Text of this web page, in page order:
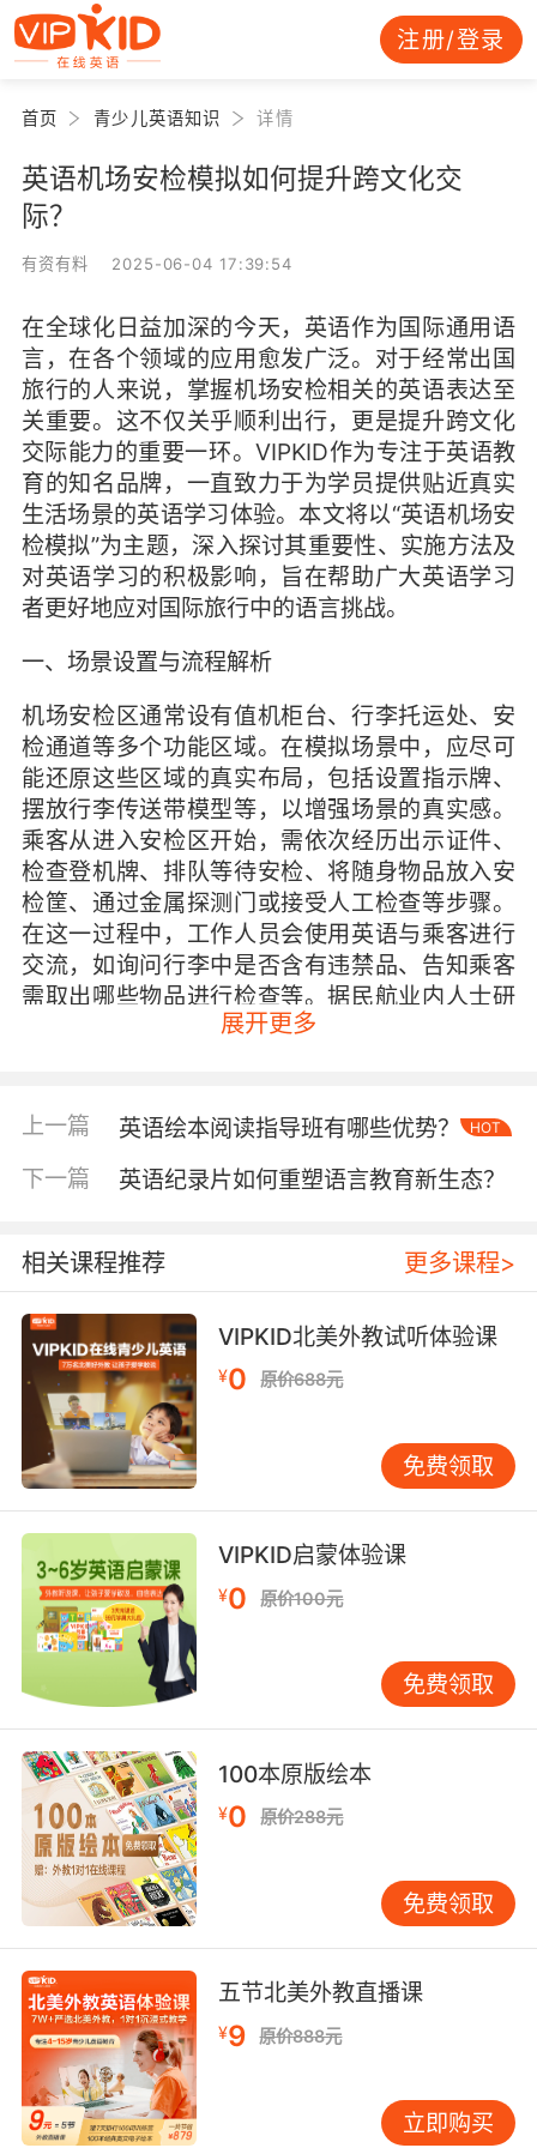
注册/登录
首页 青少儿英语知识 详情
英语机场安检模拟如何提升跨文化交
际？
有资有料 2025-06-04 17:39:54
在全球化日益加深的今天，英语作为国际通用语
言，在各个领域的应用愈发广泛。对于经常出国
旅行的人来说，掌握机场安检相关的英语表达至
关重要。这不仅关乎顺利出行，更是提升跨文化
交际能力的重要一环。VIPKID作为专注于英语教
育的知名品牌，一直致力于为学员提供贴近真实
生活场景的英语学习体验。本文将以“英语机场安
检模拟”为主题，深入探讨其重要性、实施方法及
对英语学习的积极影响，旨在帮助广大英语学习
者更好地应对国际旅行中的语言挑战。
一、场景设置与流程解析
机场安检区通常设有值机柜台、行李托运处、安
检通道等多个功能区域。在模拟场景中，应尽可
能还原这些区域的真实布局，包括设置指示牌、
摆放行李传送带模型等，以增强场景的真实感。
乘客从进入安检区开始，需依次经历出示证件、
检查登机牌、排队等待安检、将随身物品放入安
检筐、通过金属探测门或接受人工检查等步骤。
在这一过程中，工作人员会使用英语与乘客进行
交流，如询问行李中是否含有违禁品、告知乘客
需取出哪些物品进行检查等。据民航业内人士研
究，约70%的机场安检沟通障碍源于乘客对特定
二、语言应用与技能培养
在安检过程中，乘客需要听懂并回应工作人员的
your bag.”（请将笔记本电脑从包中取出）“Do
you have any liquids in your hand luggage?”
（您的手提行李中有液体吗？）等。通过模拟训
练，学习者可以熟悉这些常用表达，提高听力理
解能力。同时，他们还需要用英语回答工作人员
的问题，如“Yes, I have a bottle of water.”（是
的，我带了一瓶水）“Here are my keys and
phone.”（这是我的钥匙和手机）等，这有助于提
升口语表达的准确性和流利度。VIPKID的教学实
践中发现，经过10次左右的模拟安检对话练习，
学员在类似场景下的应急反应速度可提升约
40%，有效降低了因语言不通造成的焦虑情绪。
三、文化意识与跨文化交际
不同国家的机场安检流程虽大体相似，但在某些
带液体的规定更为严格，而另一些国家则可能对
电子设备的检查更为细致。在模拟训练中，可以
引入这些差异，让学习者了解并尊重不同国家的
安检规定。此外，安检过程中的肢体语言、表情
等非语言因素也蕴含着丰富的文化信息。比如，
在某些文化中，直接的眼神交流被视为尊重，而
练，学习者可以学会如何在不同文化背景下恰当
地运用语言和非语言手段进行沟通。研究表明，
结合文化背景知识的模拟训练能使学习者在跨文
化交际中的失误率降低约30%。
四、技术融合与创新实践
展开更多
上一篇 英语绘本阅读指导班有哪些优势？ HOT
下一篇 英语纪录片如何重塑语言教育新生态？
相关课程推荐 更多课程>
VIPKID北美外教试听体验课
¥0 原价688元
免费领取
VIPKID启蒙体验课
¥0 原价100元
免费领取
100本原版绘本
¥0 原价288元
免费领取
五节北美外教直播课
¥9 原价888元
立即购买